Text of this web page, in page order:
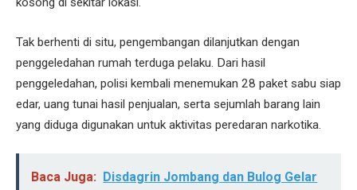
Tak berhenti di situ, pengembangan dilanjutkan dengan
penggeledahan rumah terduga pelaku. Dari hasil
penggeledahan, polisi kembali menemukan 28 paket sabu siap
edar, uang tunai hasil penjualan, serta sejumlah barang lain
yang diduga digunakan untuk aktivitas peredaran narkotika.
Baca Juga: Disdagrin Jombang dan Bulog Gelar